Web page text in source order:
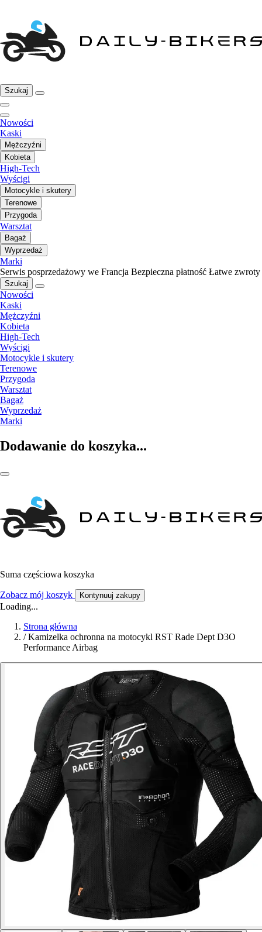
Szukaj
Nowości
Kaski
Mężczyźni
Kobieta
High-Tech
Wyścigi
Motocykle i skutery
Terenowe
Przygoda
Warsztat
Bagaż
Wyprzedaż
Marki
Serwis posprzedażowy we Francja Bezpieczna płatność Łatwe zwroty
Szukaj
Nowości
Kaski
Mężczyźni
Kobieta
High-Tech
Wyścigi
Motocykle i skutery
Terenowe
Przygoda
Warsztat
Bagaż
Wyprzedaż
Marki
Dodawanie do koszyka...
Suma częściowa koszyka
Zobacz mój koszyk Kontynuuj zakupy
Loading...
Strona główna
/ Kamizelka ochronna na motocykl RST Rade Dept D3O
Performance Airbag